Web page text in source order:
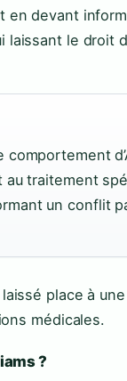
en devant
le droit
comportement
au traitement
un conflit
place à
médicales.
?